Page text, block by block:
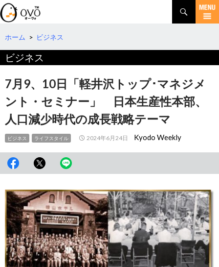
検
索
コ
テ
へ
移
動
ホーム > ビジネス
ビジネス
7月9、10日「軽井沢トップ･マネジメ
ント・セミナー」 日本生産性本部、
人口減少時代の成長戦略テーマ
ビジネス ライフスタイル 2024年6月24日 Kyodo Weekly